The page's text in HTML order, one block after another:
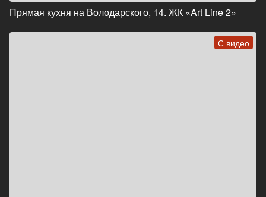
Прямая кухня на Володарского, 14. ЖК «Art Line 2»
С видео